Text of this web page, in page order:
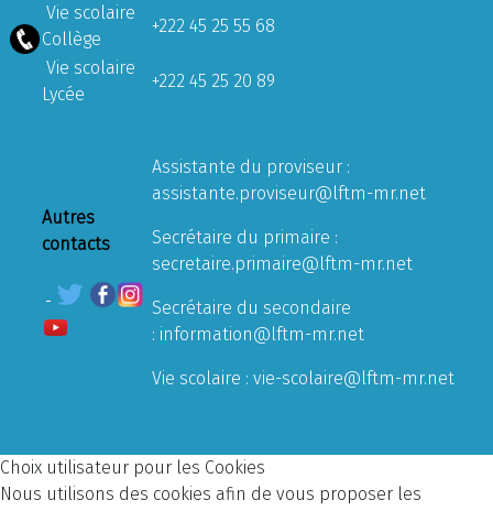
Vie scolaire
Collège
+222 45 25 55 68
Vie scolaire
Lycée
+222 45 25 20 89
Autres
contacts
Assistante du proviseur :
assistante.proviseur@lftm-mr.net
Secrétaire du primaire :
secretaire.primaire@lftm-mr.net
Secrétaire du secondaire
: information@lftm-mr.net
Vie scolaire : vie-scolaire@lftm-mr.net
Choix utilisateur pour les Cookies
Nous utilisons des cookies afin de vous proposer les